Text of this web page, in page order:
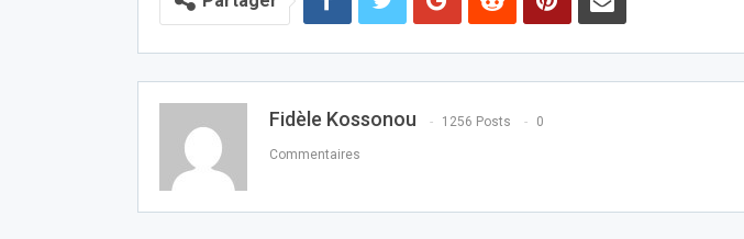
Fidèle Kossonou 1256 Posts 0
Commentaires